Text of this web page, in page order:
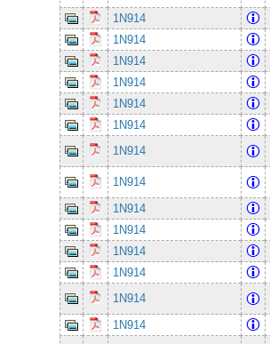
1N914
1N914
1N914
1N914
1N914
1N914
1N914
1N914
1N914
1N914
1N914
1N914
1N914
1N914